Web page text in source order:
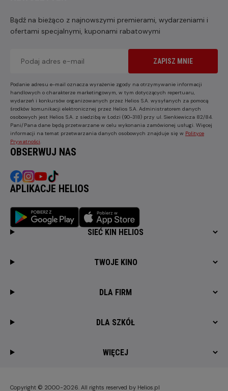
Bądź na bieżąco z najnowszymi premierami, wydarzeniami i
ofertami specjalnymi, kuponami rabatowymi
ZAPISZ MNIE
Podanie adresu e-mail oznacza wyrażenie zgody na otrzymywanie informacji
handlowych o charakterze marketingowym, w tym dotyczących repertuaru,
wydarzeń i konkursów organizowanych przez Helios S.A. wysyłanych za pomocą
środków komunikacji elektronicznej przez Helios S.A. Administratorem danych
osobowych jest Helios S.A. z siedzibą w Łodzi (90-318) przy ul. Sienkiewicza 82/84.
Pani/Pana dane będą przetwarzane w celu wykonania zamówionej usługi. Więcej
informacji na temat przetwarzania danych osobowych znajduje się w Polityce
Prywatności
OBSERWUJ NAS
APLIKACJE HELIOS
SIEĆ KIN HELIOS
TWOJE KINO
DLA FIRM
DLA SZKÓŁ
WIĘCEJ
Copyright © 2000-2026. All rights reserved by Helios.pl